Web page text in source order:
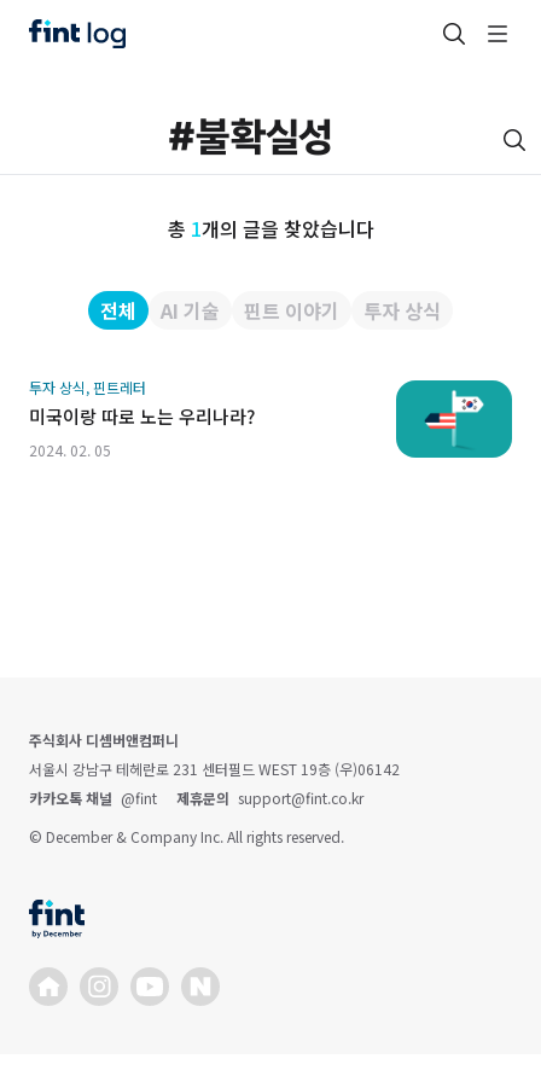
총 1개의 글을 찾았습니다
전체 AI 기술 핀트 이야기 투자 상식
투자 상식, 핀트레터
미국이랑 따로 노는 우리나라?
2024. 02. 05
주식회사 디셈버앤컴퍼니
서울시 강남구 테헤란로 231 센터필드 WEST 19층 (우)06142
카카오톡 채널 @fint 제휴문의 support@fint.co.kr
© December & Company Inc. All rights reserved.